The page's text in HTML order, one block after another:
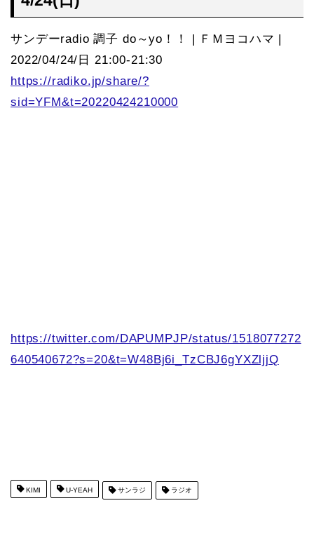
サンデーradio 調子 do～yo！！ | ＦＭヨコハマ |
2022/04/24/日 21:00-21:30
https://radiko.jp/share/?
sid=YFM&t=20220424210000
https://twitter.com/DAPUMPJP/status/1518077272
640540672?s=20&t=W48Bj6i_TzCBJ6gYXZljjQ
KIMI U-YEAH サンラジ ラジオ